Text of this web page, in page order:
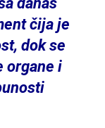
čija je
dok se
organe i